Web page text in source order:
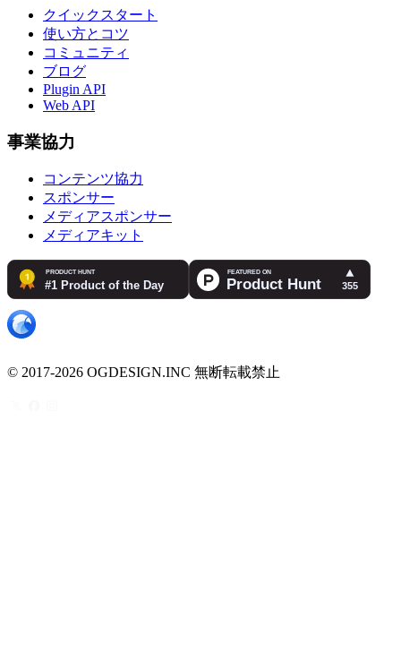
クイックスタート
使い方とコツ
コミュニティ
ブログ
Plugin API
Web API
事業協力
コンテンツ協力
スポンサー
メディアスポンサー
メディアキット
© 2017-2026 OGDESIGN.INC 無断転載禁止